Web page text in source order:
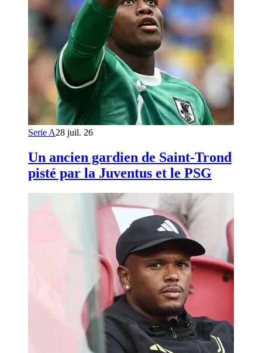
Serie A28 juil. 26
Un ancien gardien de Saint-Trond
pisté par la Juventus et le PSG